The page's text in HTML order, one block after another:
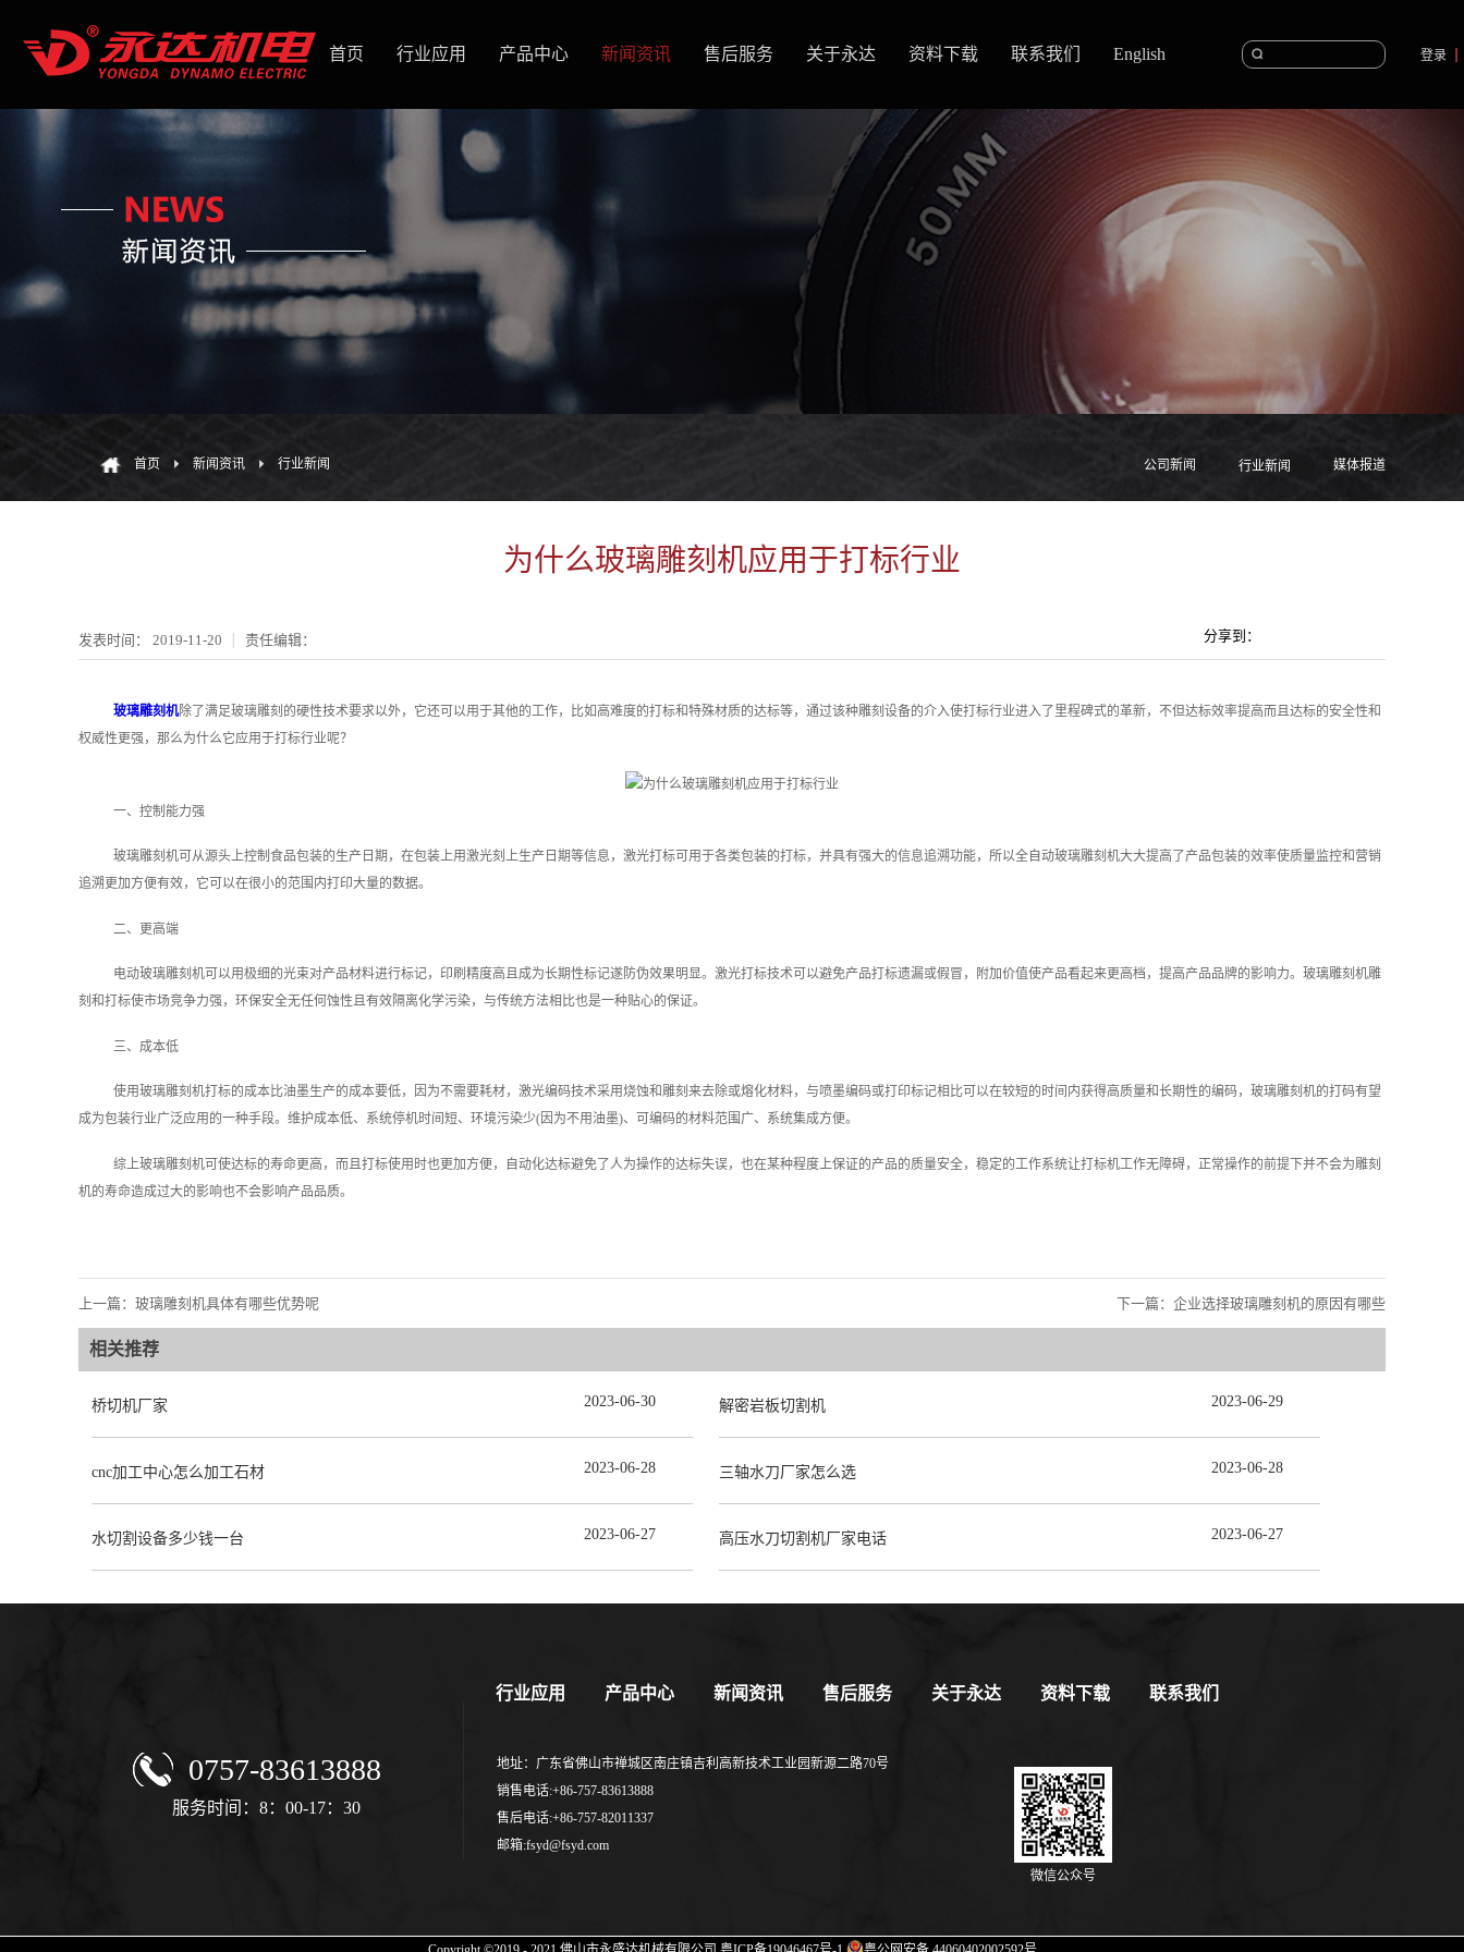
登录
首页 行业应用 产品中心 新闻资讯 售后服务 关于永达 资料下载 联系我们 English
首页 新闻资讯 行业新闻 公司新闻 行业新闻 媒体报道
为什么玻璃雕刻机应用于打标行业
发表时间： 2019-11-20 责任编辑： 分享到：
玻璃雕刻机除了满足玻璃雕刻的硬性技术要求以外，它还可以用于其他的工作，比如高难度的打标和特殊材质的达标等，通过该种雕刻设备的介入使打标行业进入了里程碑式的革新，不但达标效率提高而且达标的安全性和
权威性更强，那么为什么它应用于打标行业呢？
一、控制能力强
玻璃雕刻机可从源头上控制食品包装的生产日期，在包装上用激光刻上生产日期等信息，激光打标可用于各类包装的打标，并具有强大的信息追溯功能，所以全自动玻璃雕刻机大大提高了产品包装的效率使质量监控和营销
追溯更加方便有效，它可以在很小的范围内打印大量的数据。
二、更高端
电动玻璃雕刻机可以用极细的光束对产品材料进行标记，印刷精度高且成为长期性标记遂防伪效果明显。激光打标技术可以避免产品打标遗漏或假冒，附加价值使产品看起来更高档，提高产品品牌的影响力。玻璃雕刻机雕
刻和打标使市场竞争力强，环保安全无任何蚀性且有效隔离化学污染，与传统方法相比也是一种贴心的保证。
三、成本低
使用玻璃雕刻机打标的成本比油墨生产的成本要低，因为不需要耗材，激光编码技术采用烧蚀和雕刻来去除或熔化材料，与喷墨编码或打印标记相比可以在较短的时间内获得高质量和长期性的编码，玻璃雕刻机的打码有望
成为包装行业广泛应用的一种手段。维护成本低、系统停机时间短、环境污染少(因为不用油墨)、可编码的材料范围广、系统集成方便。
综上玻璃雕刻机可使达标的寿命更高，而且打标使用时也更加方便，自动化达标避免了人为操作的达标失误，也在某种程度上保证的产品的质量安全，稳定的工作系统让打标机工作无障碍，正常操作的前提下并不会为雕刻
机的寿命造成过大的影响也不会影响产品品质。
上一篇： 玻璃雕刻机具体有哪些优势呢 下一篇： 企业选择玻璃雕刻机的原因有哪些
相关推荐
桥切机厂家 2023-06-30 解密岩板切割机 2023-06-29
cnc加工中心怎么加工石材 2023-06-28 三轴水刀厂家怎么选 2023-06-28
水切割设备多少钱一台 2023-06-27 高压水刀切割机厂家电话 2023-06-27
0757-83613888
服务时间：8：00-17：30
行业应用 产品中心 新闻资讯 售后服务 关于永达 资料下载 联系我们
地址：广东省佛山市禅城区南庄镇吉利高新技术工业园新源二路70号
销售电话:+86-757-83613888
售后电话:+86-757-82011337
邮箱:fsyd@fsyd.com
微信公众号